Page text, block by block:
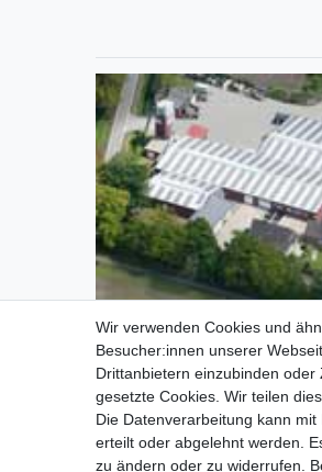
Wir verwenden Cookies und
Besucher:innen unserer
Drittanbietern einzubinden
gesetzte Cookies. Wir teilen
Die Datenverarbeitung kann
erteilt oder abgelehnt werden.
zu ändern oder zu widerrufen.